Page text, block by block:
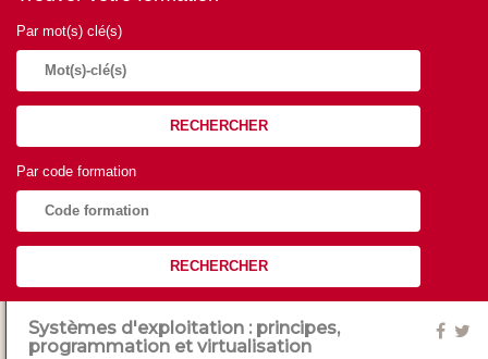
Par mot(s) clé(s)
RECHERCHER
Par code formation
RECHERCHER
Systèmes d'exploitation : principes,
programmation et virtualisation